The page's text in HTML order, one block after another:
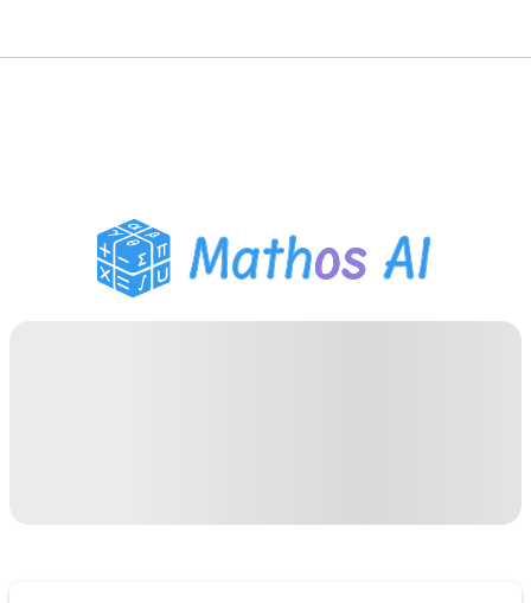
Assistente Compiti PDF
Strumenti di studio